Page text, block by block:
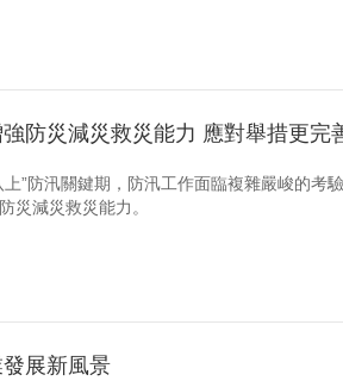
防災減災救災能力 應對舉措更完
”防汛關鍵期，防汛工作面臨複雜嚴峻的考
災減災救災能力。
展新風景